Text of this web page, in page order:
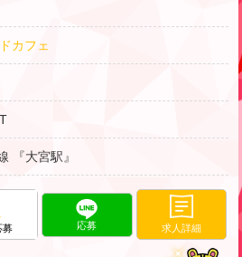
カフェ
『大宮駅』
募 応募 求人詳細